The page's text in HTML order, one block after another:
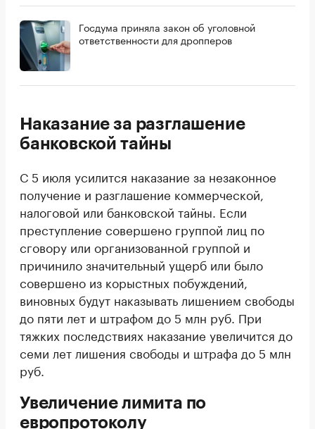
Госдума приняла закон об уголовной
ответственности для дропперов
Наказание за разглашение
банковской тайны
С 5 июля усилится наказание за незаконное
получение и разглашение коммерческой,
налоговой или банковской тайны. Если
преступление совершено группой лиц по
сговору или организованной группой и
причинило значительный ущерб или было
совершено из корыстных побуждений,
виновных будут наказывать лишением свободы
до пяти лет и штрафом до 5 млн руб. При
тяжких последствиях наказание увеличится до
семи лет лишения свободы и штрафа до 5 млн
руб.
Увеличение лимита по
европротоколу